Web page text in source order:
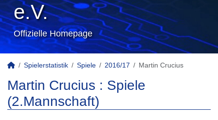
e.V.
Offizielle Homepage
Spielerstatistik Spiele 2016/17 Martin Crucius
Martin Crucius : Spiele
(2.Mannschaft)